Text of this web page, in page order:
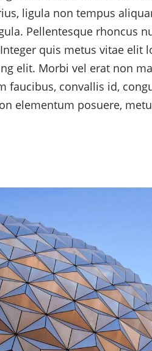
ligula non tempus
Pellentesque rhoncus
quis metus vitae elit
elit. Morbi vel erat non
faucibus, convallis id,
elementum posuere,